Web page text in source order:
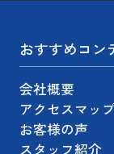
おすすめコン
会社概要
アクセスマッ
お客様の声
スタッフ紹介